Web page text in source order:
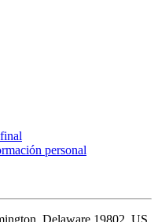
personal
Delaware 19802, US